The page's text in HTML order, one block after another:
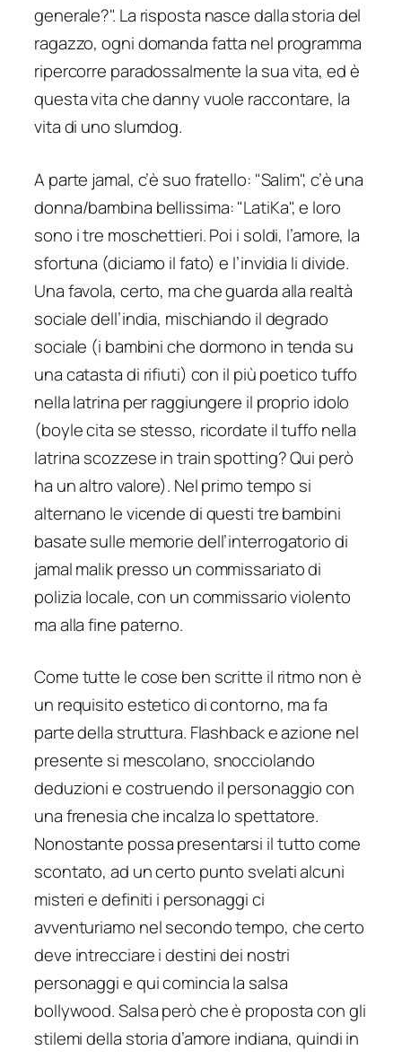
generale?". La risposta nasce dalla storia del
ragazzo, ogni domanda fatta nel programma
ripercorre paradossalmente la sua vita, ed è
questa vita che danny vuole raccontare, la
vita di uno slumdog.
A parte jamal, c’è suo fratello: "Salim", c’è una
donna/bambina bellissima: "LatiKa", e loro
sono i tre moschettieri. Poi i soldi, l’amore, la
sfortuna (diciamo il fato) e l’invidia li divide.
Una favola, certo, ma che guarda alla realtà
sociale dell’india, mischiando il degrado
sociale (i bambini che dormono in tenda su
una catasta di rifiuti) con il più poetico tuffo
nella latrina per raggiungere il proprio idolo
(boyle cita se stesso, ricordate il tuffo nella
latrina scozzese in train spotting? Qui però
ha un altro valore). Nel primo tempo si
alternano le vicende di questi tre bambini
basate sulle memorie dell’interrogatorio di
jamal malik presso un commissariato di
polizia locale, con un commissario violento
ma alla fine paterno.
Come tutte le cose ben scritte il ritmo non è
un requisito estetico di contorno, ma fa
parte della struttura. Flashback e azione nel
presente si mescolano, snocciolando
deduzioni e costruendo il personaggio con
una frenesia che incalza lo spettatore.
Nonostante possa presentarsi il tutto come
scontato, ad un certo punto svelati alcuni
misteri e definiti i personaggi ci
avventuriamo nel secondo tempo, che certo
deve intrecciare i destini dei nostri
personaggi e qui comincia la salsa
bollywood. Salsa però che è proposta con gli
stilemi della storia d’amore indiana, quindi in